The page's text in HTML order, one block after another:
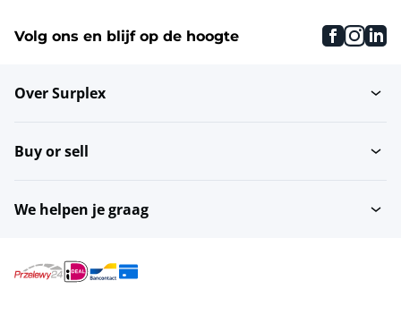
Rvs-werktafels Brouwerijmachines
Banddrogers
Volg ons en blijf op de hoogte
Over Surplex
Buy or sell
We helpen je graag